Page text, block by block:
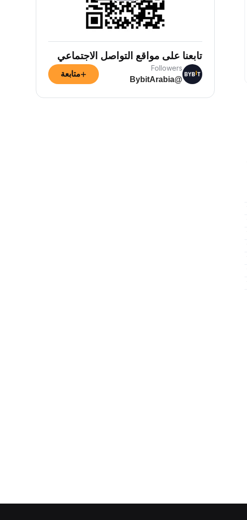
اكسب العملات الرقمية كدخل
سلبي بلا عناء
مكافآتك ستصل إليك وأنت مرتاح البال —
ما عليك سوى إيداع أموالك، واسترح وراقب
تابعنا على مواقع التواصل الاجتماعي
Followers
@BybitArabia
+متابعة